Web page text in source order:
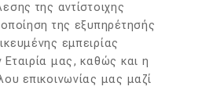
της αντίστοιχης
της εξυπηρέτησής
εμπειρίας
μας, καθώς και η
επικοινωνίας μας μαζί